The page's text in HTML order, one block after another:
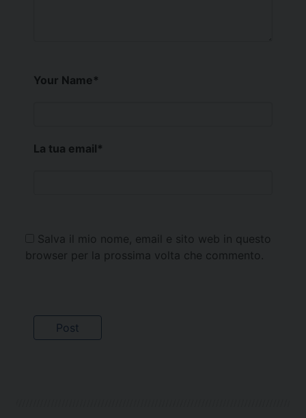
Your Name*
La tua email*
Salva il mio nome, email e sito web in questo
browser per la prossima volta che commento.